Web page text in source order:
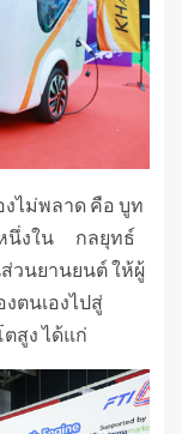
งไม่พลาด คือ บูท
หนึ่งใน กลยุทธ์
วนยานยนต์ ให้ผู้
ตนเองไปสู่
สูง ได้แก่